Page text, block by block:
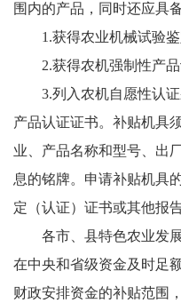
围内的产品，同时还应具
1.获得农业机械试验鉴
2.获得农机强制性产品
3.列入农机自愿性认
产品认证证书。补贴机具
业、产品名称和型号、出
息的铭牌。申请补贴机具
定（认证）证书或其他报
各市、县特色农业发
在中央和省级资金及时足
财政安排资金的补贴范围